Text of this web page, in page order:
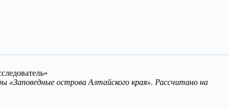
«Заповедные острова Алтайского края». Рассчитано на